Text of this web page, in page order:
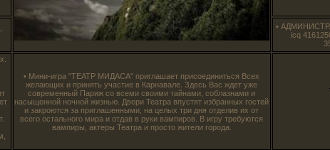
•
icq
• Мини-игра "ТЕАТР МИДАСА" приглашает присоединиться Всех
желающих и принять участие в Карнавале. Здесь Вас ждет уже
современный Париж со всеми своими тайнами, соблазнами и
насыщенной ночной жизнью. Двери Театра впустят избранных гостей
и закроются за приглашенными, на целых три дня отделив их от
всего остального мира и отдав в руки вампиров. В игру требуются
вампиры, актеры Театра и просто жители города.